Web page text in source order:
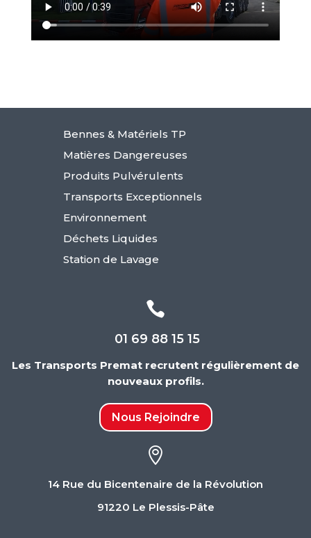
Bennes & Matériels TP
Matières Dangereuses
Produits Pulvérulents
Transports Exceptionnels
Environnement
Déchets Liquides
Station de Lavage

01 69 88 15 15
Les Transports Premat recrutent régulièrement de
nouveaux profils.
Nous Rejoindre

14 Rue du Bicentenaire de la Révolution
91220 Le Plessis-Pâte